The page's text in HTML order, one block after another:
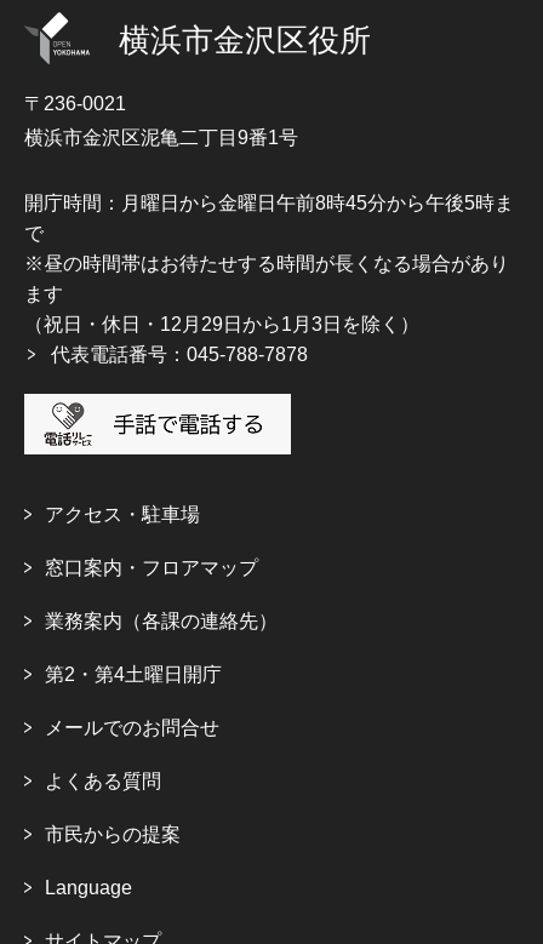
横浜市金沢区役所
〒236-0021
横浜市金沢区泥亀二丁目9番1号
開庁時間：月曜日から金曜日午前8時45分から午後5時ま
で
※昼の時間帯はお待たせする時間が長くなる場合があり
ます
（祝日・休日・12月29日から1月3日を除く）
代表電話番号：045-788-7878
アクセス・駐車場
窓口案内・フロアマップ
業務案内（各課の連絡先）
第2・第4土曜日開庁
メールでのお問合せ
よくある質問
市民からの提案
Language